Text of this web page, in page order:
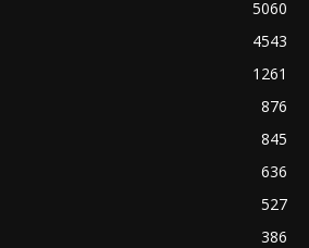
5060
4543
1261
876
845
636
527
386